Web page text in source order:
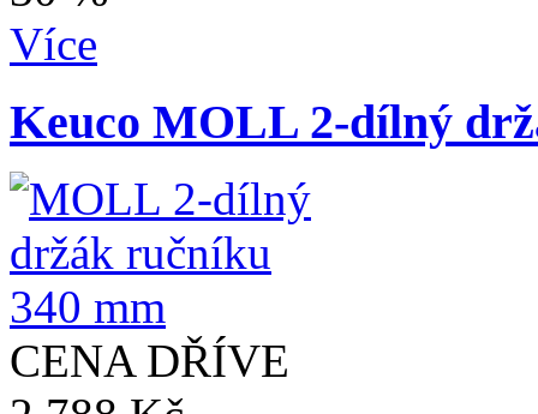
Více
Keuco MOLL 2-dílný
CENA DŘÍVE